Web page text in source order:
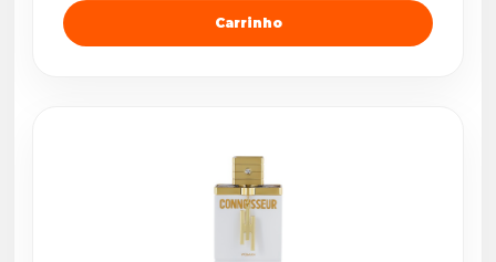
Carrinho